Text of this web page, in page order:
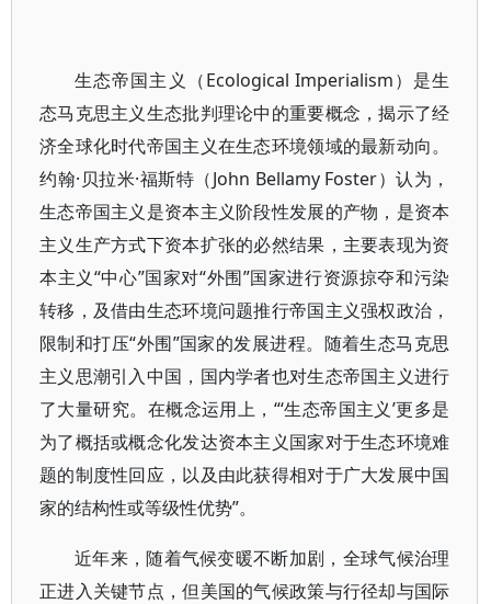
生态帝国主义（Ecological Imperialism）是生
态马克思主义生态批判理论中的重要概念，揭示了经
济全球化时代帝国主义在生态环境领域的最新动向。
约翰·贝拉米·福斯特（John Bellamy Foster）认为，
生态帝国主义是资本主义阶段性发展的产物，是资本
主义生产方式下资本扩张的必然结果，主要表现为资
本主义“中心”国家对“外围”国家进行资源掠夺和污染
转移，及借由生态环境问题推行帝国主义强权政治，
限制和打压“外围”国家的发展进程。随着生态马克思
主义思潮引入中国，国内学者也对生态帝国主义进行
了大量研究。在概念运用上，“‘生态帝国主义’更多是
为了概括或概念化发达资本主义国家对于生态环境难
题的制度性回应，以及由此获得相对于广大发展中国
家的结构性或等级性优势”。
近年来，随着气候变暖不断加剧，全球气候治理
正进入关键节点，但美国的气候政策与行径却与国际